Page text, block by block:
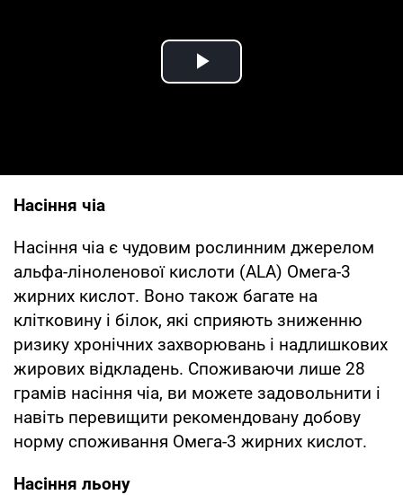
Play Video
Насіння чіа
Насіння чіа є чудовим рослинним джерелом
альфа-ліноленової кислоти (ALA) Омега-3
жирних кислот. Воно також багате на
клітковину і білок, які сприяють зниженню
ризику хронічних захворювань і надлишкових
жирових відкладень. Споживаючи лише 28
грамів насіння чіа, ви можете задовольнити і
навіть перевищити рекомендовану добову
норму споживання Омега-3 жирних кислот.
Насіння льону